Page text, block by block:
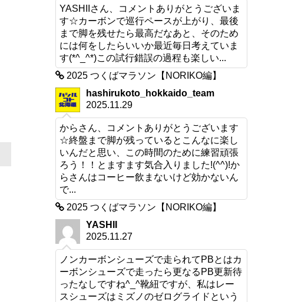
YASHIIさん、コメントありがとうございま
す☆カーボンで巡行ペースが上がり、最後
まで脚を残せたら最高だなあと、そのため
には何をしたらいいか最近毎日考えていま
す(*^_^*)この試行錯誤の過程も楽しい...
2025 つくばマラソン【NORIKO編】
hashirukoto_hokkaido_team
2025.11.29
からさん、コメントありがとうございます
☆終盤まで脚が残っているとこんなに楽し
いんだと思い、この時間のために練習頑張
ろう！！とますます気合入りました!(^^)!か
らさんはコーヒー飲まないけど効かないん
で...
2025 つくばマラソン【NORIKO編】
YASHII
2025.11.27
ノンカーボンシューズで走られてPBとはカ
ーボンシューズで走ったら更なるPB更新待
ったなしですね^_^靴紐ですが、私はレー
スシューズはミズノのゼログライドという